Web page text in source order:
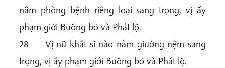
nằm phòng bệnh riêng loại sang trọng, vị ấy
phạm giới Buông bỏ và Phát lộ.
28- Vị nữ khất sĩ nào nằm giường nệm sang
trọng, vị ấy phạm giới Buông bỏ và Phát lộ.